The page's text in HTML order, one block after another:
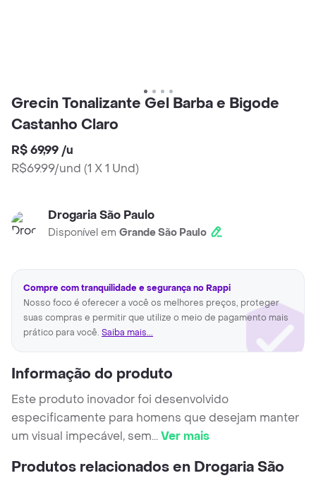
Grecin Tonalizante Gel Barba e Bigode
Castanho Claro
R$ 69,99 /u
R$69.99/und (1 X 1 Und)
Drogaria São Paulo
Disponível em Grande São Paulo
Compre com tranquilidade e segurança no Rappi
Nosso foco é oferecer a você os melhores preços, proteger
suas compras e permitir que utilize o meio de pagamento mais
prático para você. Saiba mais...
Informação do produto
Este produto inovador foi desenvolvido
especificamente para homens que desejam manter
um visual impecável, sem...Ver mais
Produtos relacionados en Drogaria São